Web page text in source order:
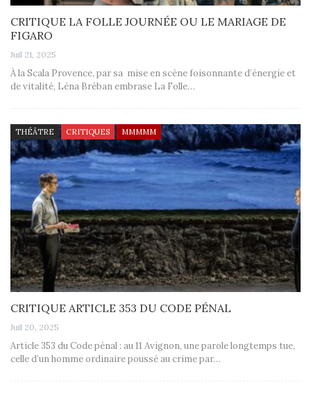
CRITIQUE LA FOLLE JOURNÉE OU LE MARIAGE DE
FIGARO
Juil 21, 2025
À la Scala Provence, par sa mise en scène foisonnante d’énergie et
de vitalité, Léna Bréban embrase La Folle…
THÉÂTRE CRITIQUES MMMMM
CRITIQUE ARTICLE 353 DU CODE PÉNAL
Juil 20, 2025
Article 353 du Code pénal : au 11 Avignon, une parole longtemps tue,
celle d’un homme ordinaire poussé au crime par…